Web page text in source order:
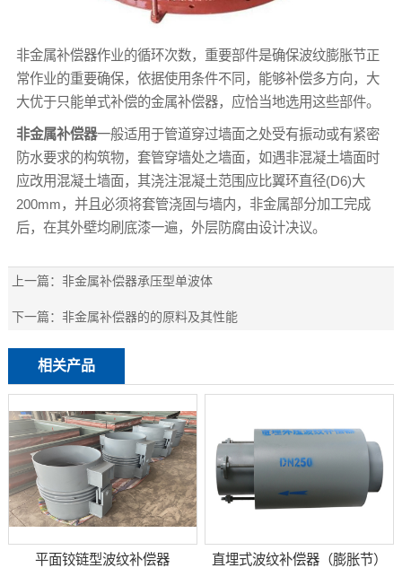
非金属补偿器作业的循环次数，重要部件是确保波纹膨胀节正
常作业的重要确保，依据使用条件不同，能够补偿多方向，大
大优于只能单式补偿的金属补偿器，应恰当地选用这些部件。
非金属补偿器一般适用于管道穿过墙面之处受有振动或有紧密
防水要求的构筑物，套管穿墙处之墙面，如遇非混凝土墙面时
应改用混凝土墙面，其浇注混凝土范围应比翼环直径(D6)大
200mm，并且必须将套管浇固与墙内，非金属部分加工完成
后，在其外壁均刷底漆一遍，外层防腐由设计决议。
上一篇：非金属补偿器承压型单波体
下一篇：非金属补偿器的的原料及其性能
相关产品
平面铰链型波纹补偿器 直埋式波纹补偿器（膨胀节）